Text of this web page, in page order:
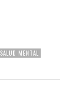
SALUD MENTAL